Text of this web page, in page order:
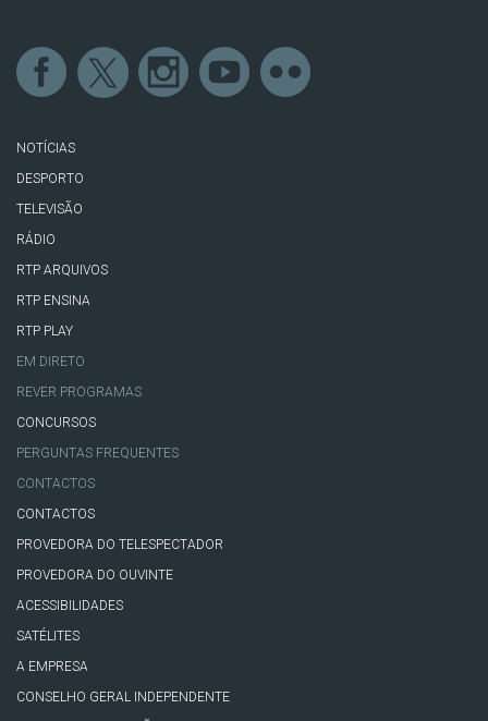
NOTÍCIAS
DESPORTO
TELEVISÃO
RÁDIO
RTP ARQUIVOS
RTP ENSINA
RTP PLAY
EM DIRETO
REVER PROGRAMAS
CONCURSOS
PERGUNTAS FREQUENTES
CONTACTOS
CONTACTOS
PROVEDORA DO TELESPECTADOR
PROVEDORA DO OUVINTE
ACESSIBILIDADES
SATÉLITES
A EMPRESA
CONSELHO GERAL INDEPENDENTE